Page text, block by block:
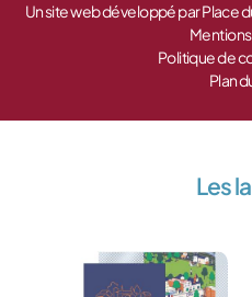
Un site web développé par Place
Politique de
Plan
Les